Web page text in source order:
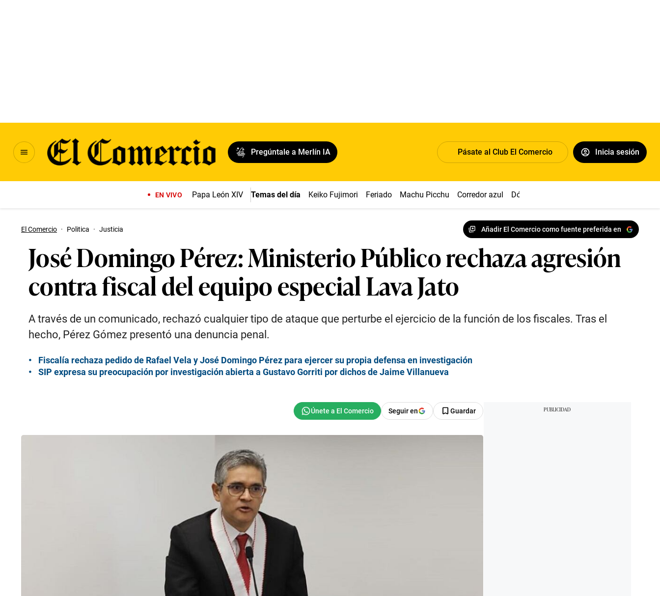
Pregúntale a Merlín IA Pásate al Club El Comercio Inicia sesión
EN VIVO Papa León XIV Temas del día Keiko Fujimori Feriado Machu Picchu Corredor azul Dólar
El Comercio · Politica · Justicia Añadir El Comercio como fuente preferida en
José Domingo Pérez: Ministerio Público rechaza agresión
contra fiscal del equipo especial Lava Jato
A través de un comunicado, rechazó cualquier tipo de ataque que perturbe el ejercicio de la función de los fiscales. Tras el
hecho, Pérez Gómez presentó una denuncia penal.
Fiscalía rechaza pedido de Rafael Vela y José Domingo Pérez para ejercer su propia defensa en investigación
SIP expresa su preocupación por investigación abierta a Gustavo Gorriti por dichos de Jaime Villanueva
Seguir en Guardar